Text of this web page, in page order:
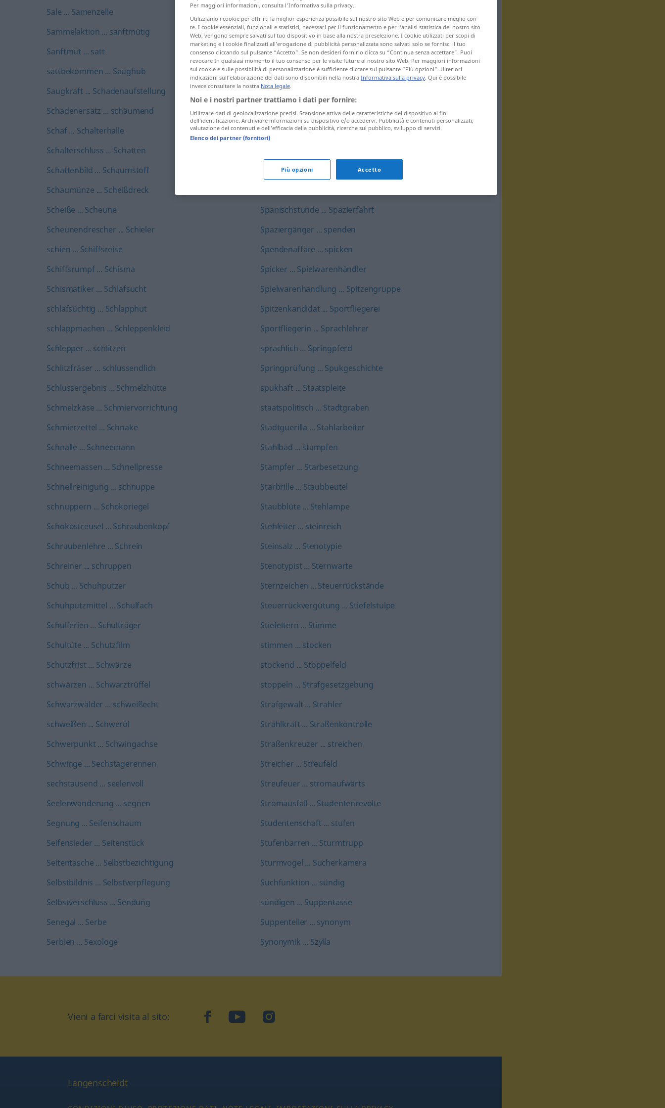
Sale ... Samenzelle
Sammelaktion ... sanftmütig
Sanftmut ... satt
sattbekommen ... Saughub
Saugkraft ... Schadenaufstellung
Schadenersatz ... schäumend
Schaf ... Schalterhalle
Schalterschluss ... Schatten
Schattenbild ... Schaumstoff
Schaumünze ... Scheißdreck
Scheiße ... Scheune
Scheunendrescher ... Schieler
schien ... Schiffsreise
Schiffsrumpf ... Schisma
Schismatiker ... Schlafsucht
schlafsüchtig ... Schlapphut
schlappmachen ... Schleppenkleid
Schlepper ... schlitzen
Schlitzfräser ... schlussendlich
Schlussergebnis ... Schmelzhütte
Schmelzkäse ... Schmiervorrichtung
Schmierzettel ... Schnake
Schnalle ... Schneemann
Schneemassen ... Schnellpresse
Schnellreinigung ... schnuppe
schnuppern ... Schokoriegel
Schokostreusel ... Schraubenkopf
Schraubenlehre ... Schrein
Schreiner ... schruppen
Schub ... Schuhputzer
Schuhputzmittel ... Schulfach
Schulferien ... Schulträger
Schultüte ... Schutzfilm
Schutzfrist ... Schwärze
schwärzen ... Schwarztrüffel
Schwarzwälder ... schweißecht
schweißen ... Schweröl
Schwerpunkt ... Schwingachse
Schwinge ... Sechstagerennen
sechstausend ... seelenvoll
Seelenwanderung ... segnen
Segnung ... Seifenschaum
Seifensieder ... Seitenstück
Seitentasche ... Selbstbezichtigung
Selbstbildnis ... Selbstverpflegung
Selbstverschluss ... Sendung
Senegal ... Serbe
Serbien ... Sexologe
Silberarbeit ... sinnenfreudig
Sinnenmensch ... Sitzbad
Sitzbank ... Skiträger
Skiurlaub ... so weit
so wenig ... Solidarbürgschaft
Solidargemeinschaft ... Sonderausschuss
Sonderausstattung ... sonnengebräunt
sorglos ... sozialpsychologisch
Spanischstunde ... Spazierfahrt
Spaziergänger ... spenden
Spendenaffäre ... spicken
Spicker ... Spielwarenhändler
Spielwarenhandlung ... Spitzengruppe
Spitzenkandidat ... Sportfliegerei
Sportfliegerin ... Sprachlehrer
sprachlich ... Springpferd
Springprüfung ... Spukgeschichte
spukhaft ... Staatspleite
staatspolitisch ... Stadtgraben
Stadtguerilla ... Stahlarbeiter
Stahlbad ... stampfen
Stampfer ... Starbesetzung
Starbrille ... Staubbeutel
Staubblüte ... Stehlampe
Stehleiter ... steinreich
Steinsalz ... Stenotypie
Stenotypist ... Sternwarte
Sternzeichen ... Steuerrückstände
Steuerrückvergütung ... Stiefelstulpe
Stiefeltern ... Stimme
stimmen ... stocken
stockend ... Stoppelfeld
stoppeln ... Strafgesetzgebung
Strafgewalt ... Strahler
Strahlkraft ... Straßenkontrolle
Straßenkreuzer ... streichen
Streicher ... Streufeld
Streufeuer ... stromaufwärts
Stromausfall ... Studentenrevolte
Studentenschaft ... stufen
Stufenbarren ... Sturmtrupp
Sturmvogel ... Sucherkamera
Suchfunktion ... sündig
sündigen ... Suppentasse
Suppenteller ... synonym
Synonymik ... Szylla
Vieni a farci visita al sito: facebookYouTubeInstagram
Langenscheidt
Per maggiori informazioni, consulta l'Informativa sulla privacy.
Utilizziamo i cookie per offrirti la miglior esperienza possibile sul nostro sito Web e per comunicare meglio con
te. I cookie essenziali, funzionali e statistici, necessari per il funzionamento e per l’analisi statistica del nostro sito
Web, vengono sempre salvati sul tuo dispositivo in base alla nostra preselezione. I cookie utilizzati per scopi di
marketing e i cookie finalizzati all’erogazione di pubblicità personalizzata sono salvati solo se fornisci il tuo
consenso cliccando sul pulsante “Accetto”. Se non desideri fornirlo clicca su “Continua senza accettare”. Puoi
revocare In qualsiasi momento il tuo consenso per le visite future al nostro sito Web. Per maggiori informazioni
sui cookie e sulle possibilità di personalizzazione è sufficiente cliccare sul pulsante “Più opzioni”. Ulteriori
indicazioni sull’elaborazione dei dati sono disponibili nella nostra Informativa sulla privacy. Qui è possibile
invece consultare la nostra Nota legale.
Noi e i nostri partner trattiamo i dati per fornire:
Utilizzare dati di geolocalizzazione precisi. Scansione attiva delle caratteristiche del dispositivo ai fini
dell’identificazione. Archiviare informazioni su dispositivo e/o accedervi. Pubblicità e contenuti personalizzati,
valutazione dei contenuti e dell’efficacia della pubblicità, ricerche sul pubblico, sviluppo di servizi.
Elenco dei partner (fornitori)
Più opzioni Accetto